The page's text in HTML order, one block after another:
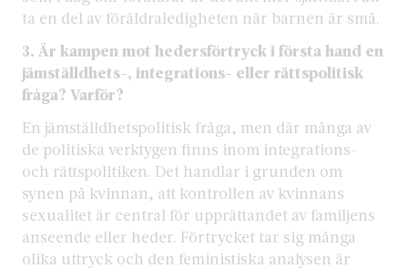
ta en del av föräldraledigheten när barnen är små.
3. Är kampen mot hedersförtryck i första hand en
jämställdhets-, integrations- eller rättspolitisk
fråga? Varför?
En jämställdhetspolitisk fråga, men där många av
de politiska verktygen finns inom integrations-
och rättspolitiken. Det handlar i grunden om
synen på kvinnan, att kontrollen av kvinnans
sexualitet är central för upprättandet av familjens
anseende eller heder. Förtrycket tar sig många
olika uttryck och den feministiska analysen är